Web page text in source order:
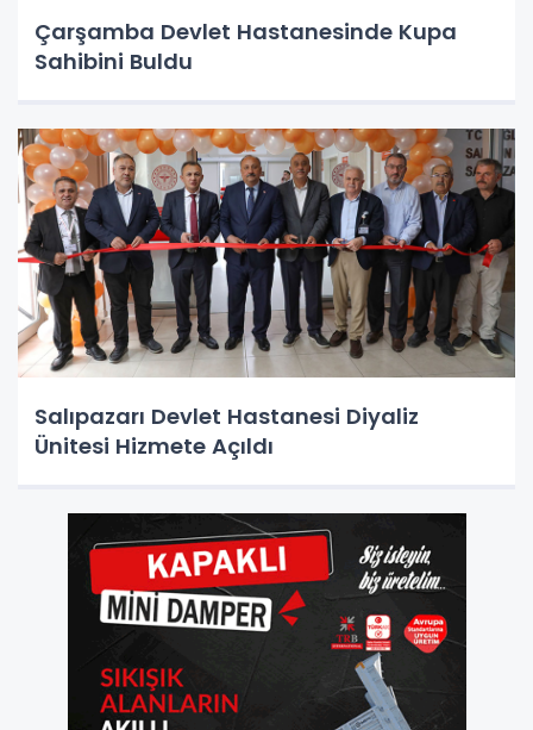
Çarşamba Devlet Hastanesinde Kupa
Sahibini Buldu
Salıpazarı Devlet Hastanesi Diyaliz
Ünitesi Hizmete Açıldı